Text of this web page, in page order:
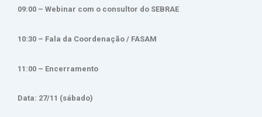
09:00 – Webinar com o consultor do SEBRAE
10:30 – Fala da Coordenação / FASAM
11:00 – Encerramento
Data: 27/11 (sábado)